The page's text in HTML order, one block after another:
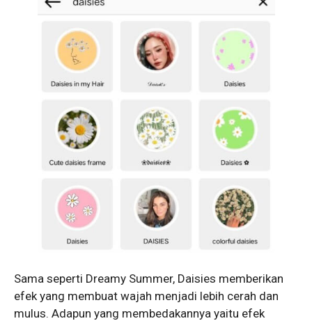
Sama seperti Dreamy Summer, Daisies memberikan
efek yang membuat wajah menjadi lebih cerah dan
mulus. Adapun yang membedakannya yaitu efek